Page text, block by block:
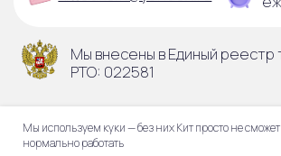
© 2025 ООО «Виктория-тур»
ИНН 7841090750
Мы используем куки — без них Кит просто не сможет
нормально работать